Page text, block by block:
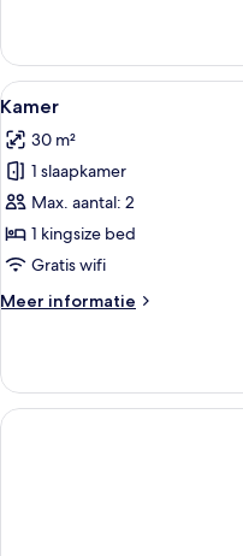
Alle
foto's
voor
Kamer
laden
1
Kamer
30 m²
1 slaapkamer
Max. aantal: 2
1 kingsize bed
Gratis wifi
Meer informatie
Meer